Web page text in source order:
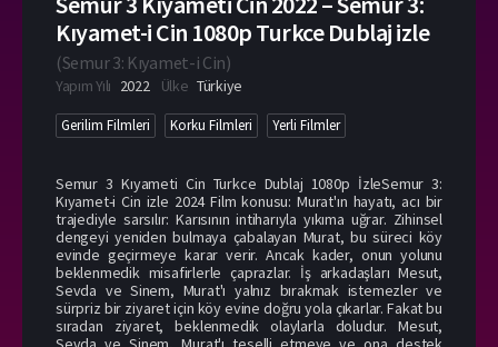
Kıyamet-i Cin 1080p Turkce Dublaj izle
(Semur 3: Kıyamet-i Cin)
Yapım Yılı 2022 Ülke Türkiye
Gerilim Filmleri Korku Filmleri Yerli Filmler
Semur 3 Kıyameti Cin Turkce Dublaj 1080p İzleSemur 3:
Kıyamet-i Cin izle 2024 Film konusu: Murat'ın hayatı, acı bir
trajediyle sarsılır: Karısının intiharıyla yıkıma uğrar. Zihinsel
dengeyi yeniden bulmaya çabalayan Murat, bu süreci köy
evinde geçirmeye karar verir. Ancak kader, onun yolunu
beklenmedik misafirlerle çaprazlar. İş arkadaşları Mesut,
Sevda ve Sinem, Murat'ı yalnız bırakmak istemezler ve
sürpriz bir ziyaret için köy evine doğru yola çıkarlar. Fakat bu
sıradan ziyaret, beklenmedik olaylarla doludur. Mesut,